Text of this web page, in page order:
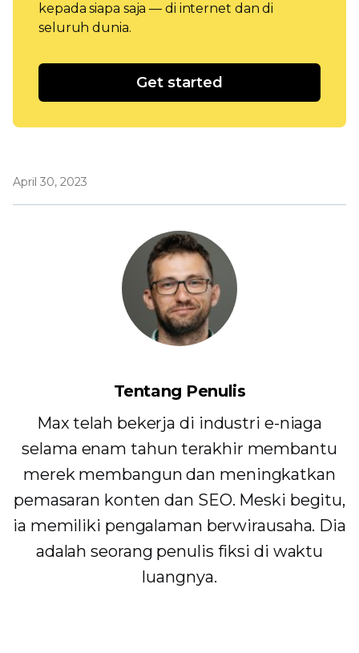
kepada siapa saja — di internet dan di
seluruh dunia.
Get started
April 30, 2023
Tentang Penulis
Max telah bekerja di industri e-niaga
selama enam tahun terakhir membantu
merek membangun dan meningkatkan
pemasaran konten dan SEO. Meski begitu,
ia memiliki pengalaman berwirausaha. Dia
adalah seorang penulis fiksi di waktu
luangnya.